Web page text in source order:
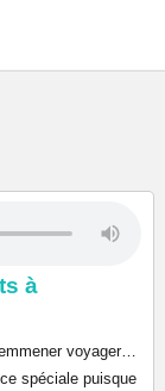
à
voyager…
spéciale puisque